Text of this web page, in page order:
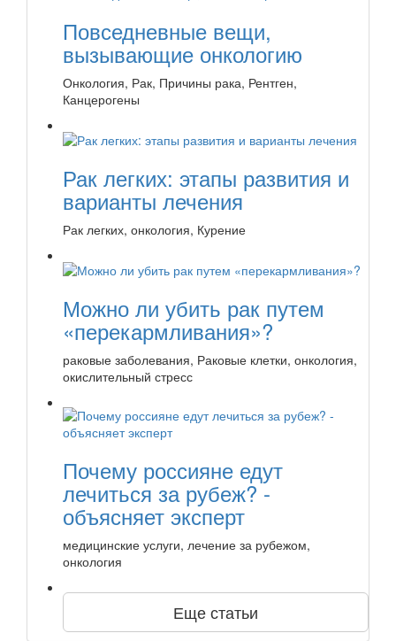
Повседневные вещи,
вызывающие онкологию
Онкология, Рак, Причины рака, Рентген,
Канцерогены
Рак легких: этапы развития и
варианты лечения
Рак легких, онкология, Курение
Можно ли убить рак путем
«перекармливания»?
раковые заболевания, Раковые клетки, онкология,
окислительный стресс
Почему россияне едут
лечиться за рубеж? -
объясняет эксперт
медицинские услуги, лечение за рубежом,
онкология
Еще статьи